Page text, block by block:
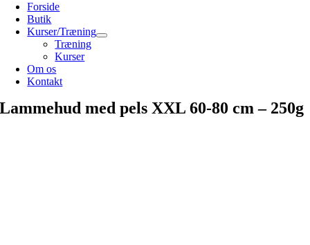
Forside
Butik
Kurser/Træning
Træning
Kurser
Om os
Kontakt
Lammehud med pels XXL 60-80 cm – 250g